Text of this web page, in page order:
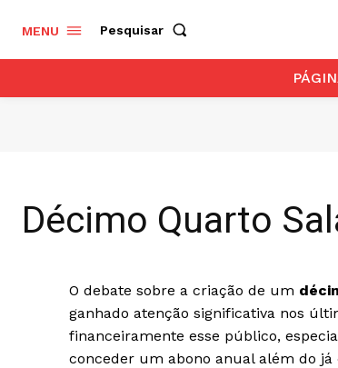
MENU Pesquisar
Décimo Quarto
O debate sobre a criação de um
ganhado atenção significativa nos
financeiramente esse público,
conceder um abono anual além do